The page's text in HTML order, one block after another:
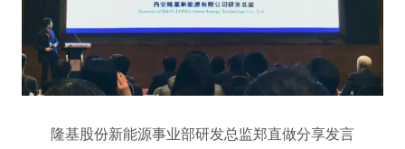
隆基股份新能源事业部研发总监郑直做分享发言